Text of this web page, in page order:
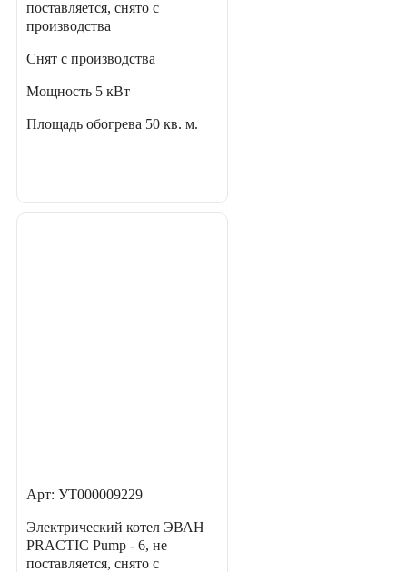
поставляется, снято с
производства
Снят с производства
Мощность 5 кВт
Площадь обогрева 50 кв. м.
Арт: УТ000009229
Электрический котел ЭВАН
PRACTIC Pump - 6, не
поставляется, снято с